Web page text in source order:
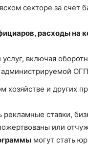
секторе за счет
расходы на
услуг, включая
хозяйстве и других
ставки,
или
могут стать